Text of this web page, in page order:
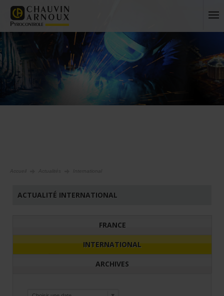
Actualités International
ACTUALITÉ INTERNATIONAL
FRANCE
INTERNATIONAL
ARCHIVES